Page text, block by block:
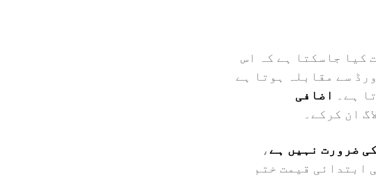
کیا جاسکتا ہے کہ اس
سے مقابلہ ہوتا ہے
ہے۔
اضافی
ان کرکے۔
ضرورت نہیں ہے ،
ابتدائی قیمت ختم